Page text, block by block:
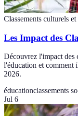
Classements culturels
Les Impact des
Découvrez l'impact des
l'éducation et comment
2026.
éducationclassements
Jul 6